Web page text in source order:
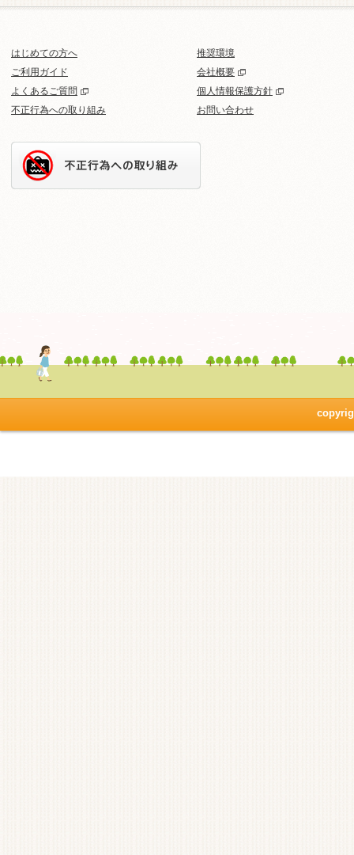
はじめての方へ
ご利用ガイド
よくあるご質問
不正行為への取り組み
推奨環境
会社概要
個人情報保護方針
お問い合わせ